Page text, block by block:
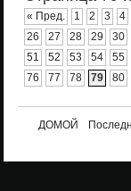
« Пред. 1 2 3 4
26
27 28 29 30
51
52 53 54 55
76
77 78 79 80
ДОМОЙ